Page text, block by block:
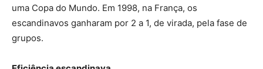
uma Copa do Mundo. Em 1998, na França, os
escandinavos ganharam por 2 a 1, de virada, pela fase de
grupos.